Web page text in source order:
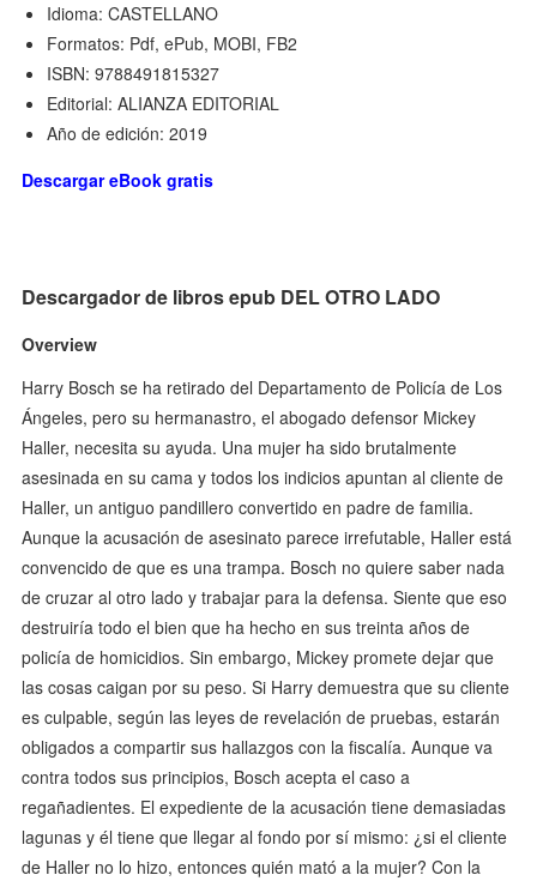
Idioma: CASTELLANO
Formatos: Pdf, ePub, MOBI, FB2
ISBN: 9788491815327
Editorial: ALIANZA EDITORIAL
Año de edición: 2019
Descargar eBook gratis
Descargador de libros epub DEL OTRO LADO
Overview
Harry Bosch se ha retirado del Departamento de Policía de Los
Ángeles, pero su hermanastro, el abogado defensor Mickey
Haller, necesita su ayuda. Una mujer ha sido brutalmente
asesinada en su cama y todos los indicios apuntan al cliente de
Haller, un antiguo pandillero convertido en padre de familia.
Aunque la acusación de asesinato parece irrefutable, Haller está
convencido de que es una trampa. Bosch no quiere saber nada
de cruzar al otro lado y trabajar para la defensa. Siente que eso
destruiría todo el bien que ha hecho en sus treinta años de
policía de homicidios. Sin embargo, Mickey promete dejar que
las cosas caigan por su peso. Si Harry demuestra que su cliente
es culpable, según las leyes de revelación de pruebas, estarán
obligados a compartir sus hallazgos con la fiscalía. Aunque va
contra todos sus principios, Bosch acepta el caso a
regañadientes. El expediente de la acusación tiene demasiadas
lagunas y él tiene que llegar al fondo por sí mismo: ¿si el cliente
de Haller no lo hizo, entonces quién mató a la mujer? Con la